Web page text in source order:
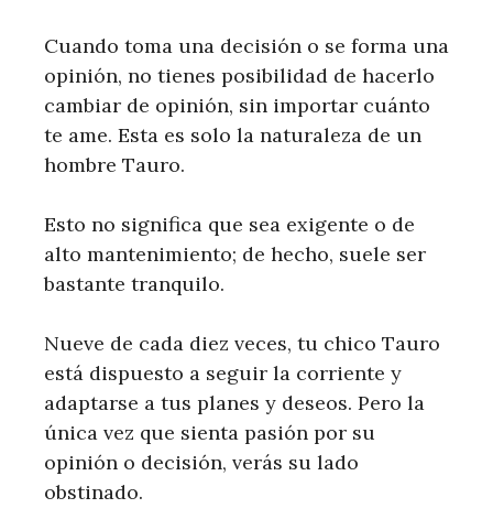
Cuando toma una decisión o se forma una
opinión, no tienes posibilidad de hacerlo
cambiar de opinión, sin importar cuánto
te ame. Esta es solo la naturaleza de un
hombre Tauro.
Esto no significa que sea exigente o de
alto mantenimiento; de hecho, suele ser
bastante tranquilo.
Nueve de cada diez veces, tu chico Tauro
está dispuesto a seguir la corriente y
adaptarse a tus planes y deseos. Pero la
única vez que sienta pasión por su
opinión o decisión, verás su lado
obstinado.